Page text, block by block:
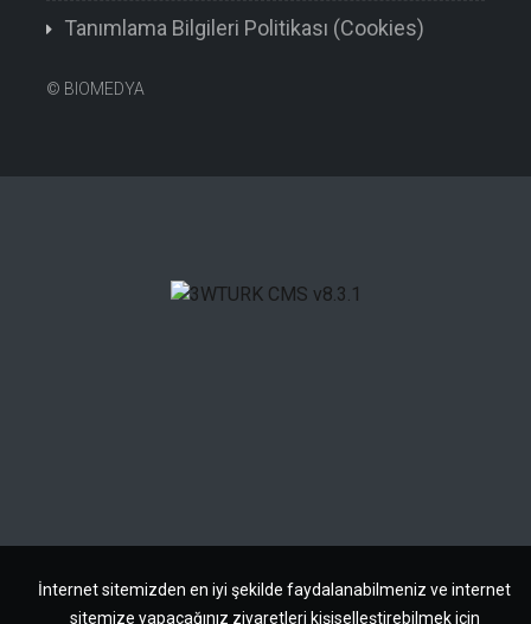
İnternet sitemizden en iyi şekilde faydalanabilmeniz ve internet
sitemize yapacağınız ziyaretleri kişiselleştirebilmek için
Tanımlama Bilgileri Politikası (Cookies)
© BIOMEDYA